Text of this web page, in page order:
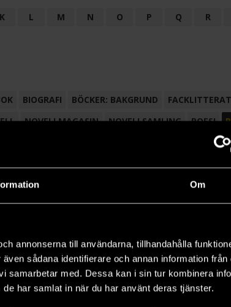
Om
annonserna till användarna, tillhandahålla
sådana identifierare och annan information från
samarbetar med. Dessa kan i sin tur kombinera
har samlat in när du har använt deras tjänster.
K L M N O P Q R
BIOGRAFI BÖCKER: BAKGRUND
NOVELLMAGASIN NOVELLSAMLING POESI